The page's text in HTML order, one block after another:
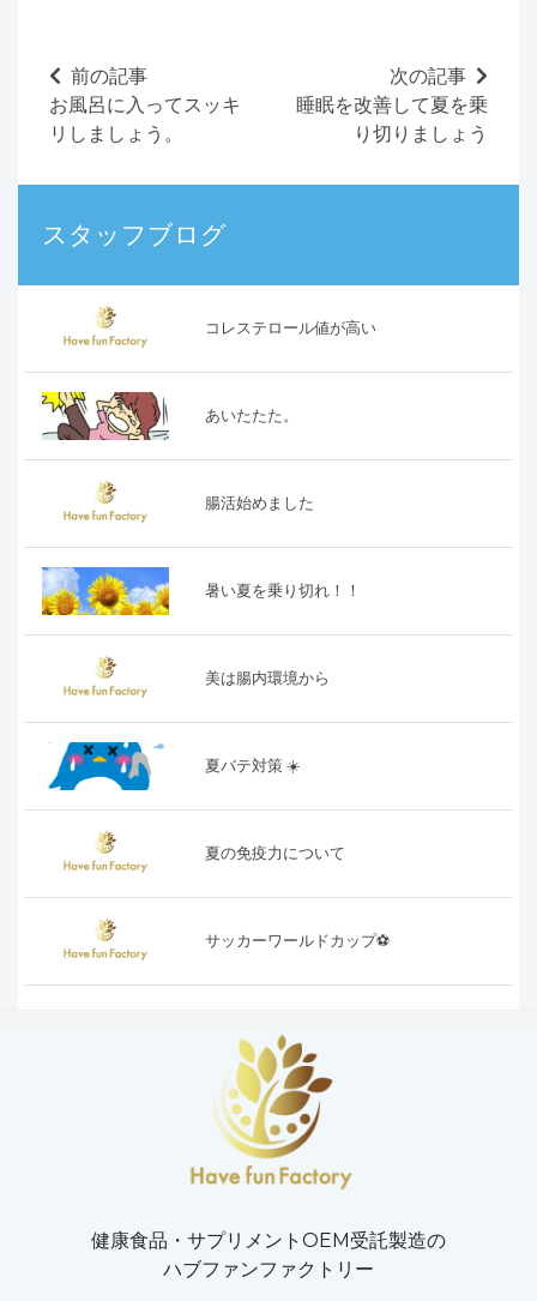
スタッフブログ
コレステロール値が高い
あいたたた。
腸活始めました
暑い夏を乗り切れ！！
美は腸内環境から
夏バテ対策 ☀️
夏の免疫力について
サッカーワールドカップ⚽️
前の記事
お風呂に入ってスッキ
リしましょう。
次の記事
睡眠を改善して夏を乗
り切りましょう
健康食品・サプリメントOEM受託製造の
ハブファンファクトリー